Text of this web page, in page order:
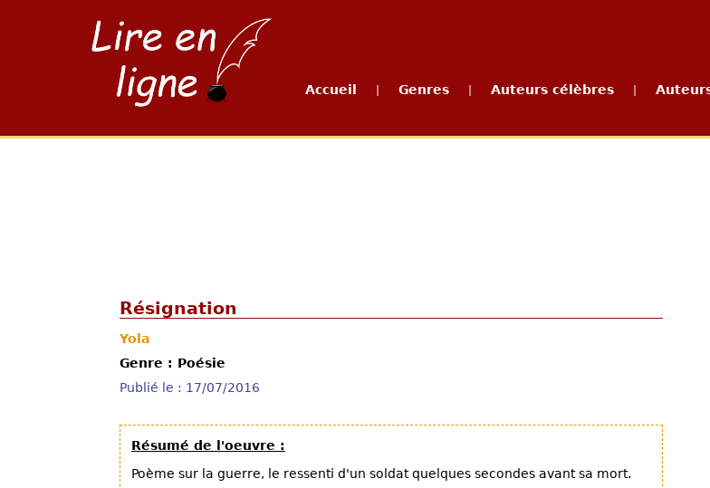
Accueil Genres Auteurs célèbres
Résignation
Yola
Genre : Poésie
Publié le : 17/07/2016
Résumé de l'oeuvre :
Poème sur la guerre, le ressenti d'un soldat quelques secondes avant sa mort.